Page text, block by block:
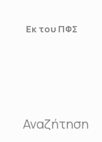
Εκ του ΠΦΣ
Αναζήτηση